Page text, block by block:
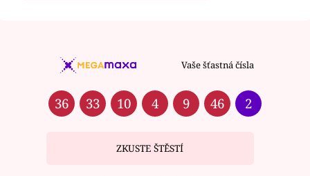
Vaše šťastná čísla
36 33 10 4 9 46 2
ZKUSTE ŠTĚSTÍ